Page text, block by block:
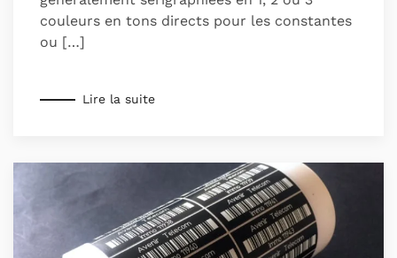
couleurs en tons directs pour les constantes
ou […]
Lire la suite